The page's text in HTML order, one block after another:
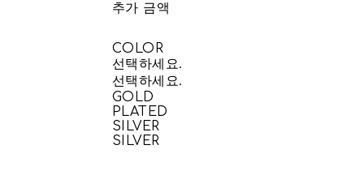
추가 금액
COLOR
선택하세요.
선택하세요.
GOLD
PLATED
SILVER
SILVER